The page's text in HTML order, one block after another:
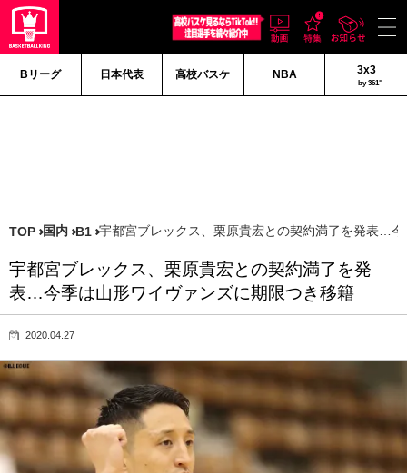
Bリーグ 日本代表 高校バスケ NBA 3x3
by 361°
TOP 国内 B1 宇都宮ブレックス、栗原貴宏との契約満了を発表…
宇都宮ブレックス、栗原貴宏との契約満了を発
表…今季は山形ワイヴァンズに期限つき移籍
2020.04.27